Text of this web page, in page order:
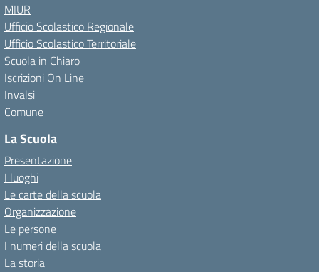
MIUR
Ufficio Scolastico Regionale
Ufficio Scolastico Territoriale
Scuola in Chiaro
Iscrizioni On Line
Invalsi
Comune
La Scuola
Presentazione
I luoghi
Le carte della scuola
Organizzazione
Le persone
I numeri della scuola
La storia